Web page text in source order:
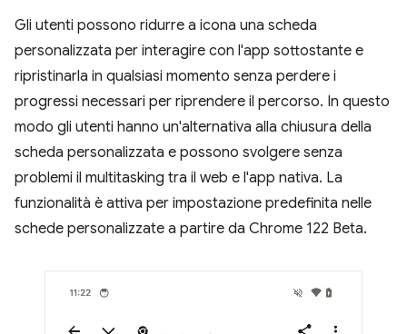
Gli utenti possono ridurre a icona una scheda
personalizzata per interagire con l'app sottostante e
ripristinarla in qualsiasi momento senza perdere i
progressi necessari per riprendere il percorso. In questo
modo gli utenti hanno un'alternativa alla chiusura della
scheda personalizzata e possono svolgere senza
problemi il multitasking tra il web e l'app nativa. La
funzionalità è attiva per impostazione predefinita nelle
schede personalizzate a partire da Chrome 122 Beta.